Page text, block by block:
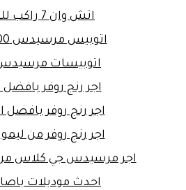
اتش وان 7 راكب للعائلات
اتوبيس مرسيدس 600 للايجار
اتوبيسات مرسيدس
اجر رنج روفر بافضل
اجر رنج روفر بافضل
اجر رنج روفر من
اجر مرسيدس جي كلاس
احدث موديلات